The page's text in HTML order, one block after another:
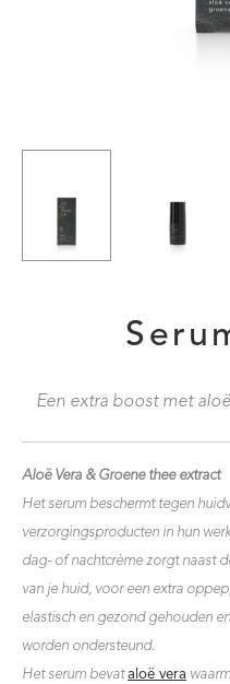
Een extra boost met
Aloë Vera & Groene thee extract
Het serum beschermt tegen
verzorgingsproducten in hun
dag- of nachtcrème zorgt naast
van je huid, voor een extra
elastisch en gezond gehouden
worden ondersteund.
Het serum bevataloë vera